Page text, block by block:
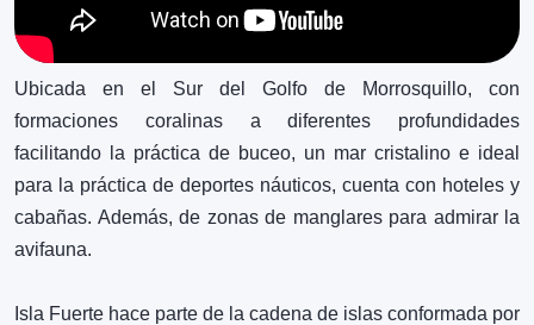
Ubicada en el Sur del Golfo de Morrosquillo, con
formaciones coralinas a diferentes profundidades
facilitando la práctica de buceo, un mar cristalino e ideal
para la práctica de deportes náuticos, cuenta con hoteles y
cabañas. Además, de zonas de manglares para admirar la
avifauna.
Isla Fuerte hace parte de la cadena de islas conformada por